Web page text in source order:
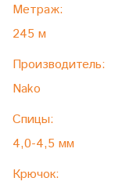
Метраж:
245 м
Производитель:
Nako
Спицы:
4,0-4,5 мм
Крючок: